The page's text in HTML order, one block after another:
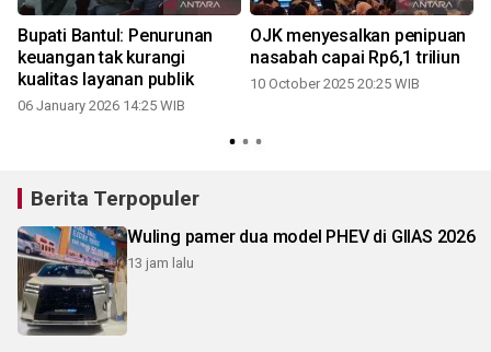
Bupati Bantul: Penurunan
keuangan tak kurangi
kualitas layanan publik
06 January 2026 14:25 WIB
OJK menyesalkan penipuan
nasabah capai Rp6,1 triliun
10 October 2025 20:25 WIB
Berita Terpopuler
Wuling pamer dua model PHEV di GIIAS 2026
13 jam lalu